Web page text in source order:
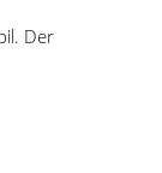
Der